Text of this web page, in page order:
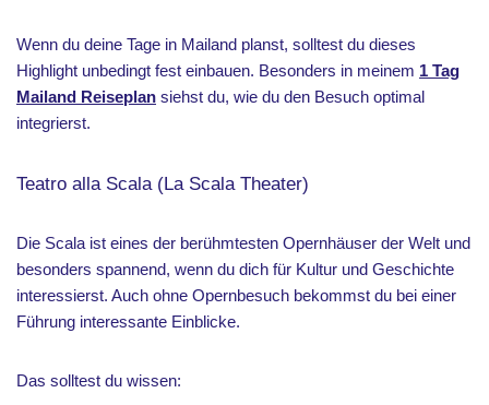
Wenn du deine Tage in Mailand planst, solltest du dieses
Highlight unbedingt fest einbauen. Besonders in meinem 1 Tag
Mailand Reiseplan siehst du, wie du den Besuch optimal
integrierst.
Teatro alla Scala (La Scala Theater)
Die Scala ist eines der berühmtesten Opernhäuser der Welt und
besonders spannend, wenn du dich für Kultur und Geschichte
interessierst. Auch ohne Opernbesuch bekommst du bei einer
Führung interessante Einblicke.
Das solltest du wissen: